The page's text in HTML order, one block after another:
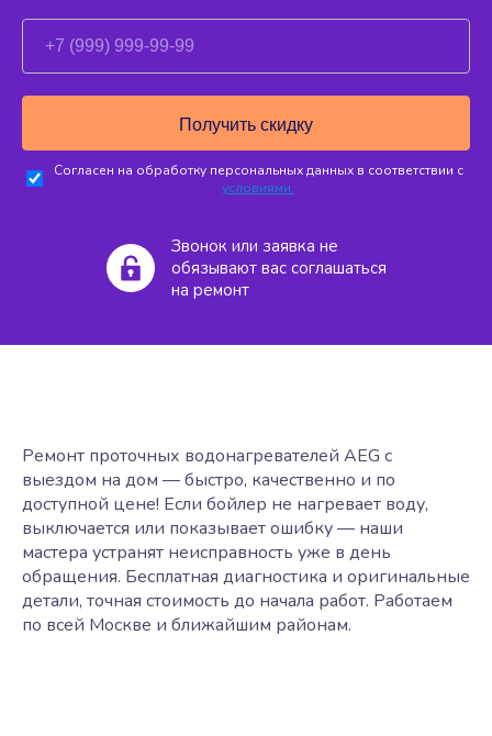
Согласен на обработку персональных данных в соответствии с
условиями.
Звонок или заявка не
обязывают вас соглашаться
на ремонт
Ремонт проточных водонагревателей AEG с
выездом на дом — быстро, качественно и по
доступной цене! Если бойлер не нагревает воду,
выключается или показывает ошибку — наши
мастера устранят неисправность уже в день
обращения. Бесплатная диагностика и оригинальные
детали, точная стоимость до начала работ. Работаем
по всей Москве и ближайшим районам.